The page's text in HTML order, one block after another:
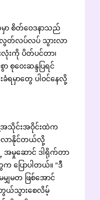
ာ စိတ်ဝေဒနာသည်
လွတ်လပ်လပ် သွားလာ
လုံးကို ပိတ်ပင်တာ၊
ာ စုဝေးဆန္ဒပြရင်
ရမှာတွေ ပါဝင်နေလို့
အသိုင်းအဝိုင်းထဲက
လာနိုင်တယ်လို့
အမှုဆောင် ဒါရိုက်တာ
ြောပါတယ်။ "ဒီ
ျှမတ ဖြစ်အောင်
ယ်သွားစေလိမ့်